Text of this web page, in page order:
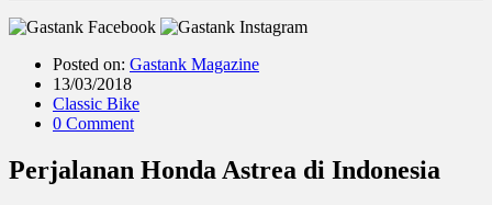
Posted on: Gastank Magazine
13/03/2018
Classic Bike
0 Comment
Perjalanan Honda Astrea di Indonesia